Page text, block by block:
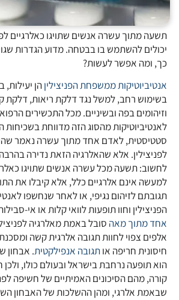
תשעה מתוך עשרה אנשים שתויגו כאלרגיים
יכולים להשתמש בו בבטחה. מדוע הגדרות
כך, ומה אפשר לעשות?
אנטיביוטיקות ממשפחת הפניציליןהן יעילות,
בשימוש רחב, למשל נגד דלקת ריאות, דלקת
וזיהומים בפה ובשיניים. מכל התכשירים
לאנטיביוטיקות מהסוג הזה מדווחת בשכיחות
סטטיסטית, לאדם אחד מתוך עשרה נאמר
לפניצילין. אלא שהאלרגיה הזאת נדירה
לחשוב:תשעה מכל עשרה אנשים שתויגו
למעשה אינם אלרגיים כלל, אלא קיבלו את
תגובתם לזיהום נגיפי, או לאחר שנחשפו
הפניצילין וחוו תופעות לוואי קלות או אי-
אחד מתוך מאה סובל באמת מאלרגיה
אלפים צפוי לחוות תגובה אלרגית קשה
חיסונית חריפה אותגובה אנפילקטית. אבחון
הוא תופעה נרחבת בישראל ובעולם כולו, ולכן
קורה, מהם הסיכונים האמיתיים של חשיפה
שבאמת אלרגי, ומהן ההשלכות של האבחון